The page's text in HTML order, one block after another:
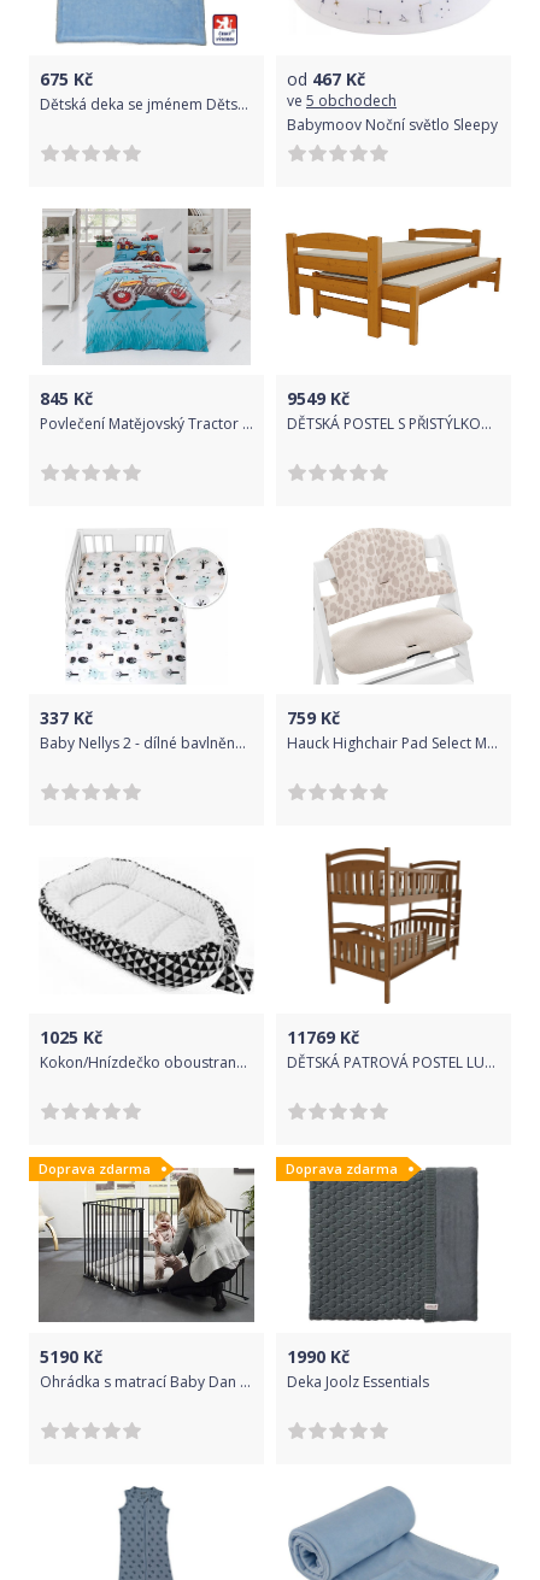
675 Kč
Dětská deka se jménem Dětský svět Lamová kombinovaná Samík
od 467 Kč
ve 5 obchodech
Babymoov Noční světlo Sleepy
845 Kč
Povlečení Matějovský Tractor 200x140 cm
9549 Kč
DĚTSKÁ POSTEL S PŘISTÝLKOU KÁJA MOŘENÍ OLŠE 200 x 80 cm
337 Kč
Baby Nellys 2 - dílné bavlněné povlečení - Srnečci, bílé, Velikost povlečení 135x100
759 Kč
Hauck Highchair Pad Select Muslin Leo Natural
1025 Kč
Kokon/Hnízdečko oboustranné - TROJÚHELNÍKY bílo-černé/Minky bílá
11769 Kč
DĚTSKÁ PATROVÁ POSTEL LUBOŠ MOŘENÍ DUB 180 x 80 cm
Doprava zdarma
5190 Kč
Ohrádka s matrací Baby Dan Park a Kid
Doprava zdarma
1990 Kč
Deka Joolz Essentials